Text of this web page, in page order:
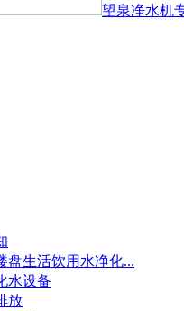
望泉净水机
盘生活饮用水净化...
水设备
放